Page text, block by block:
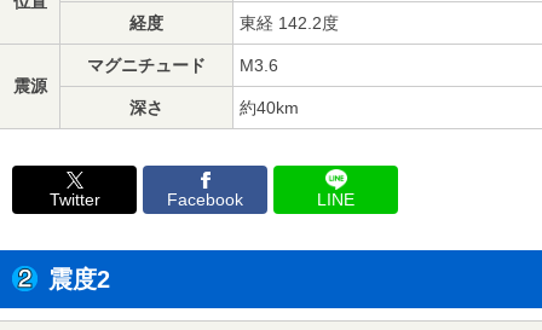
経度 東経 142.2度
震源
マグニチュード M3.6
深さ 約40km
Twitter Facebook LINE
震度2